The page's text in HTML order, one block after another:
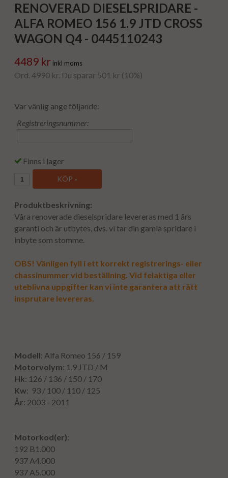
RENOVERAD DIESELSPRIDARE -
ALFA ROMEO 156 1.9 JTD CROSS
WAGON Q4 - 0445110243
4489 kr inkl moms
Ord. 4990 kr. Du sparar 501 kr (10%)
Var vänlig ange följande:
Registreringsnummer:
Finns i lager
KÖP »
Produktbeskrivning:
Våra renoverade dieselspridare levereras med 1 års
garanti och är utbytes, dvs. vi tar din gamla spridare i
inbyte som stomme.
OBS! Vänligen fyll i ett korrekt registrerings- eller
chassinummer vid beställning. Vid felaktiga eller
uteblivna uppgifter kan vi inte garantera att rätt
insprutare levereras.
Modell: Alfa Romeo 156 / 159
Motorvolym: 1.9 JTD / M
Hk: 126 / 136 / 150 / 170
Kw: 93 / 100 / 110 / 125
År: 2003 - 2011
Motorkod(er):
192 B1.000
937 A4.000
937 A5.000